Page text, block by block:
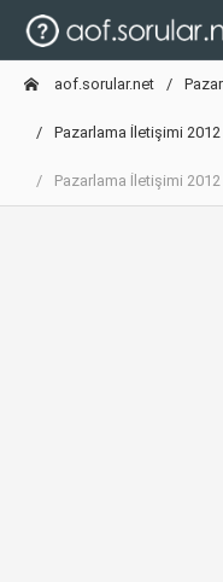
aof.sorular.net
Pazarlama İletişimi 2012
Pazarlama İletişimi